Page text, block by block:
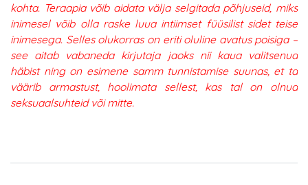
kohta. Teraapia võib aidata välja selgitada põhjuseid, miks
inimesel võib olla raske luua intiimset füüsilist sidet teise
inimesega. Selles olukorras on eriti oluline avatus poisiga –
see aitab vabaneda kirjutaja jaoks nii kaua valitsenud
häbist ning on esimene samm tunnistamise suunas, et ta
väärib armastust, hoolimata sellest, kas tal on olnud
seksuaalsuhteid või mitte.